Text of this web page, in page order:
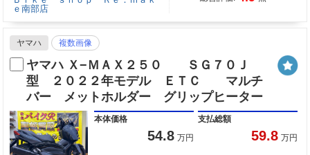
ｅ南部店
ヤマハ 複数画像
ヤマハ Ｘ−ＭＡＸ２５０ ＳＧ７０Ｊ
型 ２０２２年モデル ＥＴＣ マルチ
バー メットホルダー グリップヒーター
本体価格
54.8 万円
支払総額
59.8 万円